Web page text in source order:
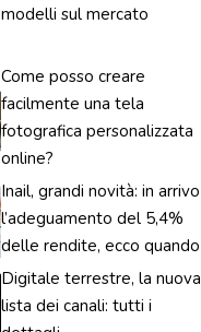
modelli sul mercato
Come posso creare
facilmente una tela
fotografica personalizzata
online?
Inail, grandi novità: in arrivo
l’adeguamento del 5,4%
delle rendite, ecco quando
Digitale terrestre, la nuova
lista dei canali: tutti i